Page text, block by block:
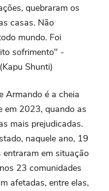
quebraram os
casas. Não
mundo. Foi
sofrimento" -
Shunti)
Armando é a cheia
em 2023, quando as
mais prejudicadas.
naquele ano, 19
em situação
23 comunidades
afetadas, entre elas,